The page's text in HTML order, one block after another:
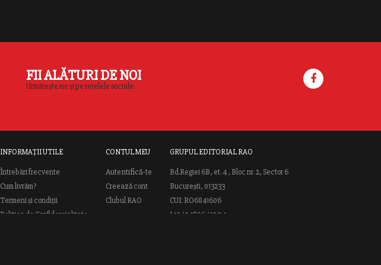
FII ALĂTURI DE NOI
Urmărește-ne și pe rețelele sociale.
INFORMAȚII UTILE
Întrebări frecvente
Cum livrăm?
Termeni și condiții
Politica de Confidențialitate
CONTUL MEU
Autentifică-te
Creează cont
Clubul RAO
GRUPUL EDITORIAL RAO
Bd.Regiei 6B, et. 4 , Bloc nr. 2, Sector 6
București, 013233
CUI: RO6841606
J40 / 24806 / 1994